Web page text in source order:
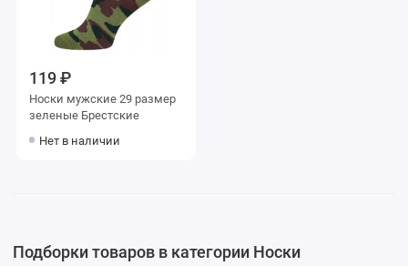
119 ₽
Носки мужские 29 размер
зеленые Брестские
Нет в наличии
Подборки товаров в категории Носки